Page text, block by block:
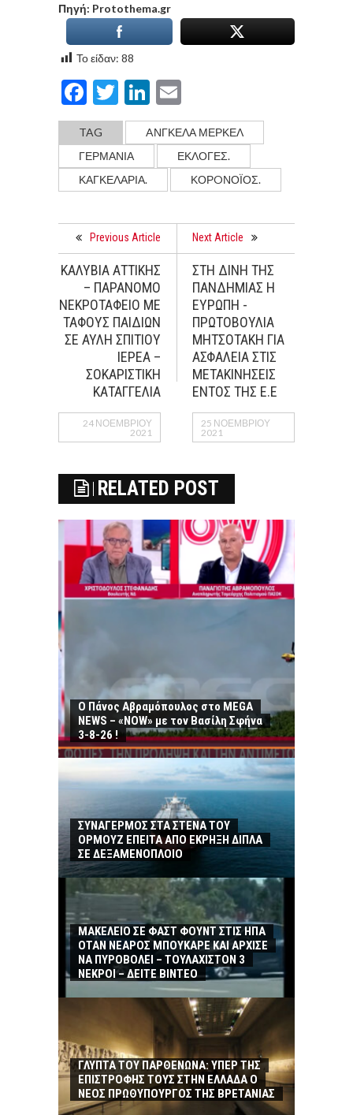
Πηγή: Protothema.gr
Το είδαν: 88
Facebook
TwitterLinkedIn
TAG
AΝΓΚΕΛΑ ΜΕΡΚΕΛ
ΓΕΡΜΑΝΙΑ
ΕΚΛΟΓΕΣ.
ΚΑΓΚΕΛΑΡΙΑ.
ΚΟΡOΝΟΪΌΣ.
Previous Article
ΚΑΛΥΒΙΑ ΑΤΤΙΚΗΣ
– ΠΑΡΑΝΟΜΟ
ΝΕΚΡΟΤΑΦΕΙΟ ΜΕ
ΤΑΦΟΥΣ ΠΑΙΔΙΩΝ
ΣΕ ΑΥΛΗ ΣΠΙΤΙΟΥ
ΙΕΡΕΑ –
ΣΟΚΑΡΙΣΤΙΚΗ
ΚΑΤΑΓΓΕΛΙΑ
24 ΝΟΕΜΒΡΊΟΥ
2021
Next Article
ΣΤΗ ΔΙΝΗ ΤΗΣ
ΠΑΝΔΗΜΙΑΣ Η
ΕΥΡΩΠΗ -
ΠΡΩΤΟΒΟΥΛΙΑ
ΜΗΤΣΟΤΑΚΗ ΓΙΑ
ΑΣΦΑΛΕΙΑ ΣΤΙΣ
ΜΕΤΑΚΙΝΗΣΕΙΣ
ΕΝΤΟΣ ΤΗΣ Ε.Ε
25 ΝΟΕΜΒΡΊΟΥ
2021
RELATED POST
Ο Πάνος Αβραμόπουλος στο MEGA
NEWS – «NOW» με τον Βασίλη Σφήνα
3-8-26 !
ΣΥΝΑΓΕΡΜΟΣ ΣΤΑ ΣΤΕΝΑ ΤΟΥ
ΟΡΜΟΥΖ ΕΠΕΙΤΑ ΑΠΟ ΕΚΡΗΞΗ ΔΙΠΛΑ
ΣΕ ΔΕΞΑΜΕΝΟΠΛΟΙΟ
ΜΑΚΕΛΕΙΟ ΣΕ ΦΑΣΤ ΦΟΥΝΤ ΣΤΙΣ ΗΠΑ
ΟΤΑΝ ΝΕΑΡΟΣ ΜΠΟΥΚΑΡΕ ΚΑΙ ΑΡΧΙΣΕ
ΝΑ ΠΥΡΟΒΟΛΕΙ – ΤΟΥΛΑΧΙΣΤΟΝ 3
ΝΕΚΡΟΙ – ΔΕΙΤΕ ΒΙΝΤΕΟ
ΓΛΥΠΤΑ ΤΟΥ ΠΑΡΘΕΝΩΝΑ: ΥΠΕΡ ΤΗΣ
ΕΠΙΣΤΡΟΦΗΣ ΤΟΥΣ ΣΤΗΝ ΕΛΛΑΔΑ Ο
ΝΕΟΣ ΠΡΩΘΥΠΟΥΡΓΟΣ ΤΗΣ ΒΡΕΤΑΝΙΑΣ